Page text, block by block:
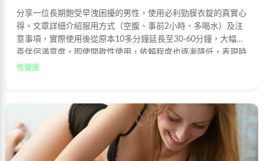
分享一位長期飽受早洩困擾的男性，使用必利勁膜衣錠的真實心
得。文章詳細介紹服用方式（空腹、事前2小時、多喝水）及注
意事項，實際使用後從原本10多分鐘延長至30-60分鐘，大幅改
善伴侶滿意度。即使間歇性使用，依賴程度也逐漸降低，表現時
間仍能維持在20分鐘以上。
性健康